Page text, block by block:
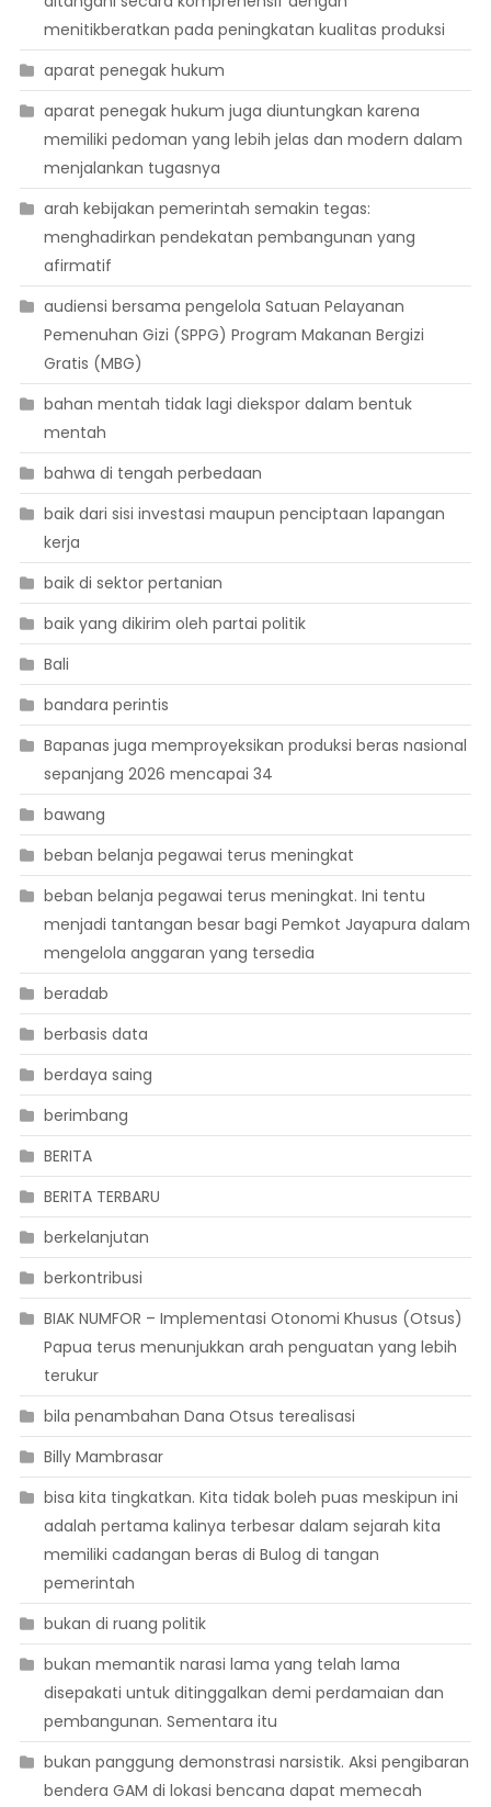
menitikberatkan pada peningkatan kualitas produksi
aparat penegak hukum
aparat penegak hukum juga diuntungkan karena
memiliki pedoman yang lebih jelas dan modern dalam
menjalankan tugasnya
arah kebijakan pemerintah semakin tegas:
menghadirkan pendekatan pembangunan yang
afirmatif
audiensi bersama pengelola Satuan Pelayanan
Pemenuhan Gizi (SPPG) Program Makanan Bergizi
Gratis (MBG)
bahan mentah tidak lagi diekspor dalam bentuk
mentah
bahwa di tengah perbedaan
baik dari sisi investasi maupun penciptaan lapangan
kerja
baik di sektor pertanian
baik yang dikirim oleh partai politik
Bali
bandara perintis
Bapanas juga memproyeksikan produksi beras nasional
sepanjang 2026 mencapai 34
bawang
beban belanja pegawai terus meningkat
beban belanja pegawai terus meningkat. Ini tentu
menjadi tantangan besar bagi Pemkot Jayapura dalam
mengelola anggaran yang tersedia
beradab
berbasis data
berdaya saing
berimbang
BERITA
BERITA TERBARU
berkelanjutan
berkontribusi
BIAK NUMFOR – Implementasi Otonomi Khusus (Otsus)
Papua terus menunjukkan arah penguatan yang lebih
terukur
bila penambahan Dana Otsus terealisasi
Billy Mambrasar
bisa kita tingkatkan. Kita tidak boleh puas meskipun ini
adalah pertama kalinya terbesar dalam sejarah kita
memiliki cadangan beras di Bulog di tangan
pemerintah
bukan di ruang politik
bukan memantik narasi lama yang telah lama
disepakati untuk ditinggalkan demi perdamaian dan
pembangunan. Sementara itu
bukan panggung demonstrasi narsistik. Aksi pengibaran
bendera GAM di lokasi bencana dapat memecah